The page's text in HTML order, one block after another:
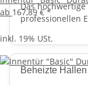
Das
professionellen
Beheizte Hallen
ab 167,89 €*
inkl. 19% USt.